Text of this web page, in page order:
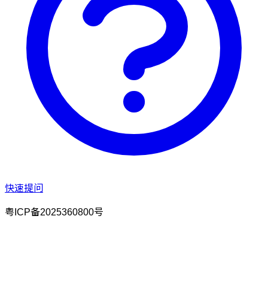
快速提问
粤ICP备2025360800号